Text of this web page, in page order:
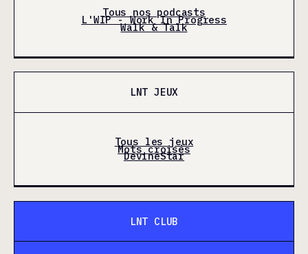
Tous nos podcasts
L'WIP - Work In Progress
Walk & Talk
LNT JEUX
Tous les jeux
Mots croisés
DevineStar
LNT CLUB